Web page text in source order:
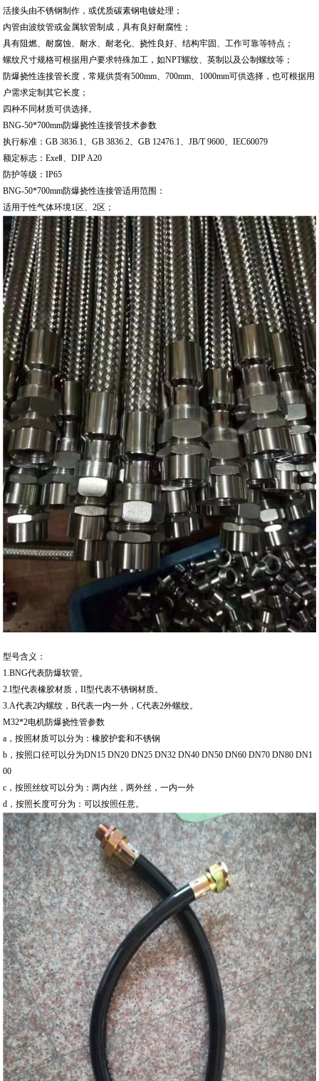
活接头由不锈钢制作，或优质碳素钢电镀处理；
内管由波纹管或金属软管制成，具有良好耐腐性；
具有阻燃、耐腐蚀、耐水、耐老化、挠性良好、结构牢固、工作可靠等特点；
螺纹尺寸规格可根据用户要求特殊加工，如NPT螺纹、英制以及公制螺纹等；
防爆挠性连接管长度，常规供货有500mm、700mm、1000mm可供选择，也可根据用
户需求定制其它长度；
四种不同材质可供选择。
BNG-50*700mm防爆挠性连接管技术参数
执行标准：GB 3836.1、GB 3836.2、GB 12476.1、JB/T 9600、IEC60079
额定标志：ExeⅡ、DIP A20
防护等级：IP65
BNG-50*700mm防爆挠性连接管适用范围：
适用于性气体环境1区、2区；
型号含义：
1.BNG代表防爆软管。
2.I型代表橡胶材质，II型代表不锈钢材质。
3.A代表2内螺纹，B代表一内一外，C代表2外螺纹。
M32*2电机防爆挠性管参数
a，按照材质可以分为：橡胶护套和不锈钢
b，按照口径可以分为DN15 DN20 DN25 DN32 DN40 DN50 DN60 DN70 DN80 DN1
00
c，按照丝纹可以分为：两内丝，两外丝，一内一外
d，按照长度可分为：可以按照任意。